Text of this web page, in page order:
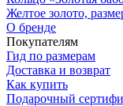
Желтое золото,
О бренде
Покупателям
Гид по размерам
Доставка и возврат
Как купить
Подарочный